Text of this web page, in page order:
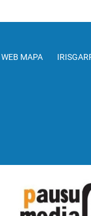
WEB MAPA